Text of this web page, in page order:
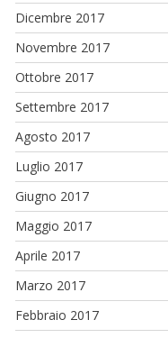
Dicembre 2017
Novembre 2017
Ottobre 2017
Settembre 2017
Agosto 2017
Luglio 2017
Giugno 2017
Maggio 2017
Aprile 2017
Marzo 2017
Febbraio 2017